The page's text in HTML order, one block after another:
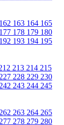
162 163 164 165
177 178 179 180
192 193 194 195
213 214 215
227 228 229 230
242 243 244 245
262 263 264 265
277 278 279 280